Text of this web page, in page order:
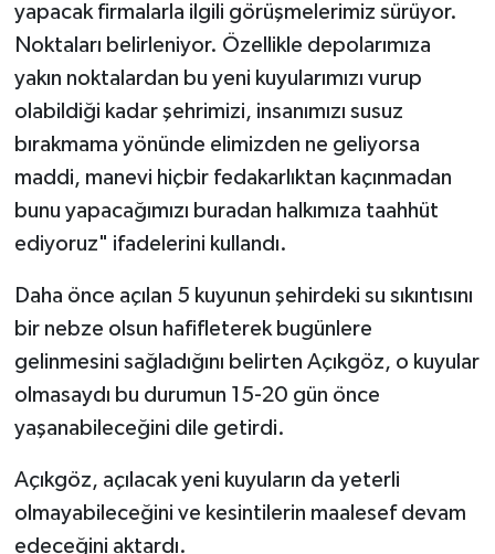
yapacak firmalarla ilgili görüşmelerimiz sürüyor.
Noktaları belirleniyor. Özellikle depolarımıza
yakın noktalardan bu yeni kuyularımızı vurup
olabildiği kadar şehrimizi, insanımızı susuz
bırakmama yönünde elimizden ne geliyorsa
maddi, manevi hiçbir fedakarlıktan kaçınmadan
bunu yapacağımızı buradan halkımıza taahhüt
ediyoruz" ifadelerini kullandı.
Daha önce açılan 5 kuyunun şehirdeki su sıkıntısını
bir nebze olsun hafifleterek bugünlere
gelinmesini sağladığını belirten Açıkgöz, o kuyular
olmasaydı bu durumun 15-20 gün önce
yaşanabileceğini dile getirdi.
Açıkgöz, açılacak yeni kuyuların da yeterli
olmayabileceğini ve kesintilerin maalesef devam
edeceğini aktardı.